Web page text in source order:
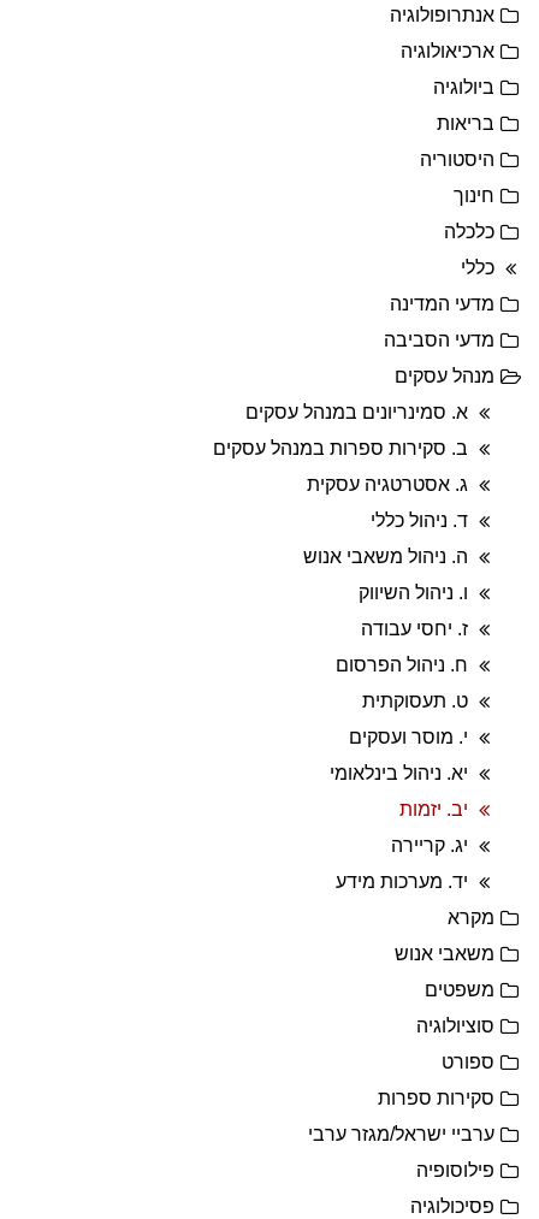
אנתרופולוגיה
ארכיאולוגיה
ביולוגיה
בריאות
היסטוריה
חינוך
כלכלה
כללי
מדעי המדינה
מדעי הסביבה
מנהל עסקים
א. סמינריונים במנהל עסקים
ב. סקירות ספרות במנהל עסקים
ג. אסטרטגיה עסקית
ד. ניהול כללי
ה. ניהול משאבי אנוש
ו. ניהול השיווק
ז. יחסי עבודה
ח. ניהול הפרסום
ט. תעסוקתית
י. מוסר ועסקים
יא. ניהול בינלאומי
יב. יזמות
יג. קריירה
יד. מערכות מידע
מקרא
משאבי אנוש
משפטים
סוציולוגיה
ספורט
סקירות ספרות
ערביי ישראל/מגזר ערבי
פילוסופיה
פסיכולוגיה